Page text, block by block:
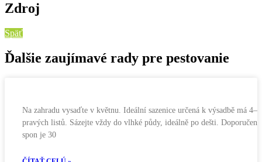
Zdroj
Späť
Ďalšie zaujímavé rady pre pestovanie
Na zahradu vysaďte v květnu. Ideální sazenice určená k výsadbě má 4–6
pravých listů. Sázejte vždy do vlhké půdy, ideálně po dešti. Doporučený
spon je 30